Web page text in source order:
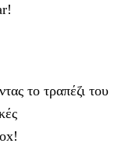
το τραπέζι του